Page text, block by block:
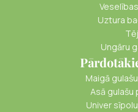
Uztura
Ungāru
Maigā
Asā gulašu
Univer